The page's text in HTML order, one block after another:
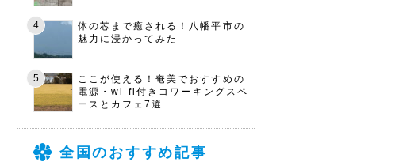
体の芯まで癒される！八幡平市の
魅力に浸かってみた
ここが使える！奄美でおすすめの
電源・wi-fi付きコワーキングスペ
ースとカフェ7選
全国のおすすめ記事